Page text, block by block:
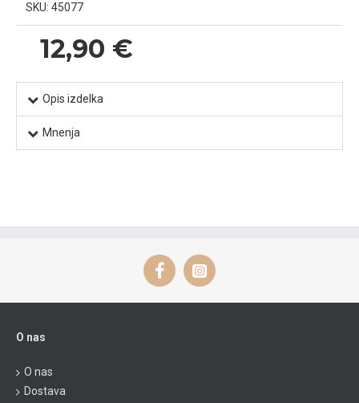
SKU: 45077
12,90 €
Opis izdelka
Mnenja
O nas
O nas
Dostava